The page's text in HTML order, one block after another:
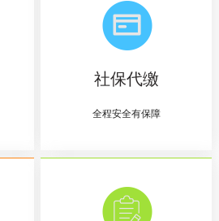
社保代缴
全程安全有保障